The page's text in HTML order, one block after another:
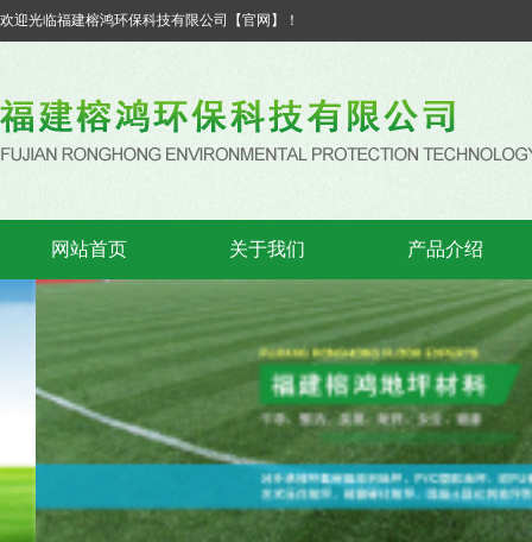
欢迎光临福建榕鸿环保科技有限公司【官网】！
网站首页 关于我们 产品介绍